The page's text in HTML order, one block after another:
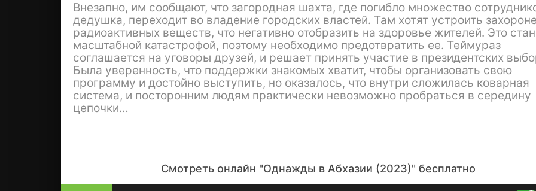
Внезапно, им сообщают, что загородная шахта, где погибло множество
дедушка, переходит во владение городских властей. Там хотят устроить
радиоактивных веществ, что негативно отобразить на здоровье жителей. Это
масштабной катастрофой, поэтому необходимо предотвратить ее. Теймураз
соглашается на уговоры друзей, и решает принять участие в президентских
Была уверенность, что поддержки знакомых хватит, чтобы организовать свою
программу и достойно выступить, но оказалось, что внутри сложилась коварная
система, и посторонним людям практически невозможно пробраться в середину
цепочки…
Смотреть онлайн "Однажды в Абхазии (2023)" бесплатно